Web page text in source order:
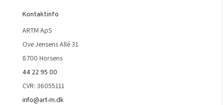
Kontaktinfo
ARTM ApS
Ove Jensens Allé 31
8700 Horsens
44 22 95 00
CVR: 36055111
info@art-m.dk